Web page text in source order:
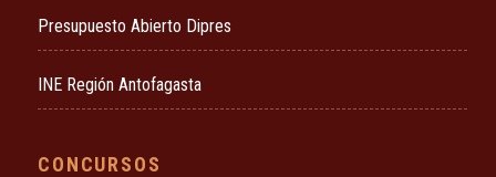
Presupuesto Abierto Dipres
INE Región Antofagasta
CONCURSOS